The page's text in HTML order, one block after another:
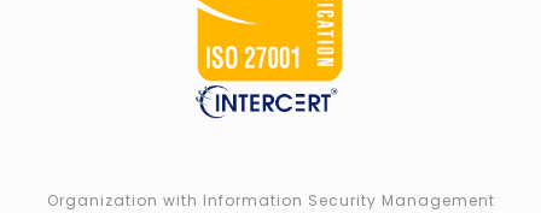
Organization with Information Security Management